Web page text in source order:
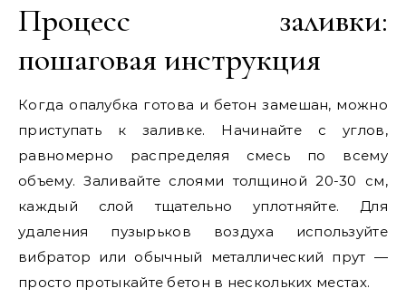
Процесс заливки:
пошаговая инструкция
Когда опалубка готова и бетон замешан, можно
приступать к заливке. Начинайте с углов,
равномерно распределяя смесь по всему
объему. Заливайте слоями толщиной 20-30 см,
каждый слой тщательно уплотняйте. Для
удаления пузырьков воздуха используйте
вибратор или обычный металлический прут —
просто протыкайте бетон в нескольких местах.